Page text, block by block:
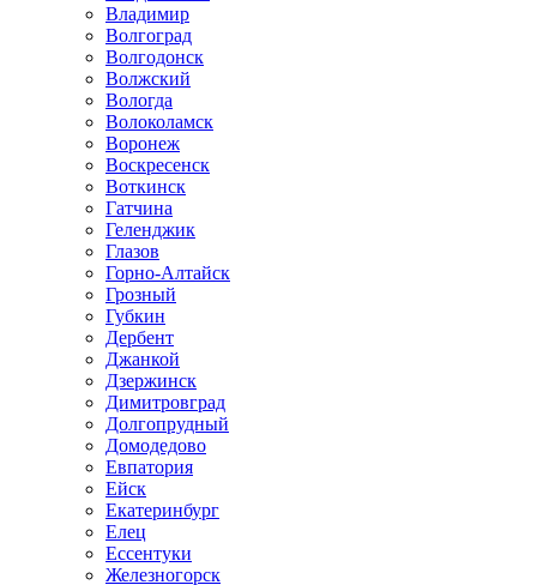
Владимир
Волгоград
Волгодонск
Волжский
Вологда
Волоколамск
Воронеж
Воскресенск
Воткинск
Гатчина
Геленджик
Глазов
Горно-Алтайск
Грозный
Губкин
Дербент
Джанкой
Дзержинск
Димитровград
Долгопрудный
Домодедово
Евпатория
Ейск
Екатеринбург
Елец
Ессентуки
Железногорск